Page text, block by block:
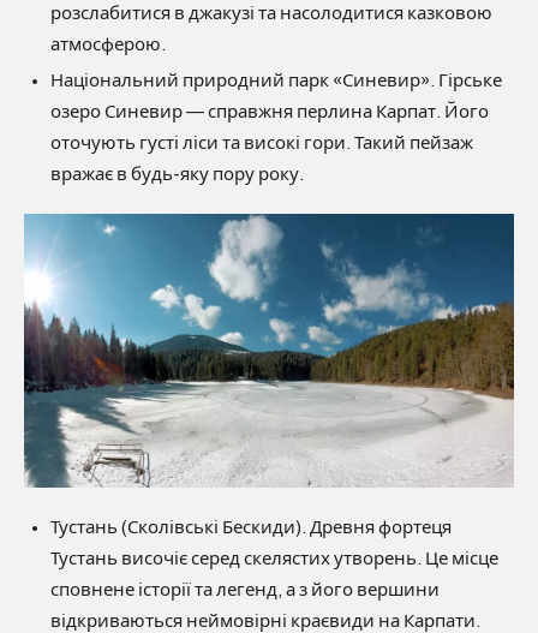
розслабитися в джакузі та насолодитися казковою
атмосферою.
Національний природний парк «Синевир». Гірське
озеро Синевир — справжня перлина Карпат. Його
оточують густі ліси та високі гори. Такий пейзаж
вражає в будь-яку пору року.
Тустань (Сколівські Бескиди). Древня фортеця
Тустань височіє серед скелястих утворень. Це місце
сповнене історії та легенд, а з його вершини
відкриваються неймовірні краєвиди на Карпати.